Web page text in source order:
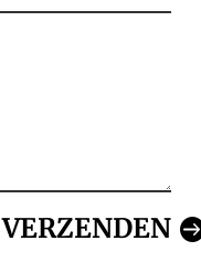
VERZENDEN